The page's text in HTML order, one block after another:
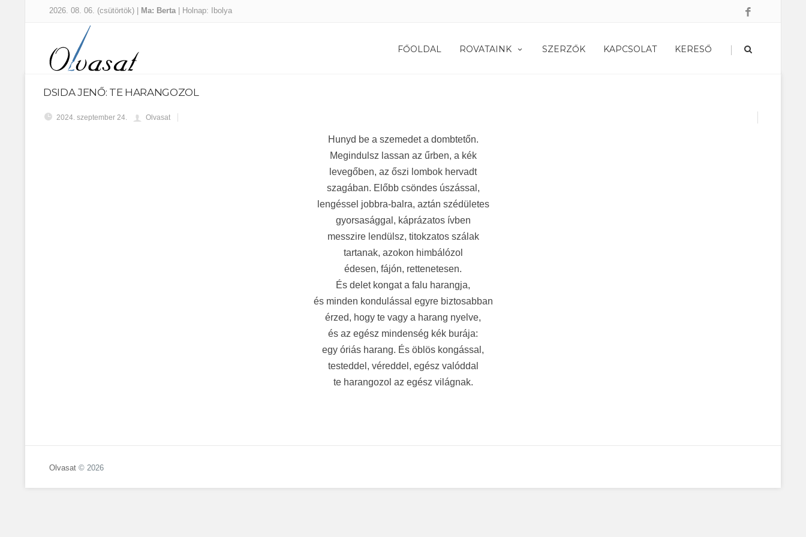
2026. 08. 06. (csütörtök) | Ma: Berta | Holnap: Ibolya
FŐOLDAL ROVATAINK SZERZŐK KAPCSOLAT KERESŐ |
DSIDA JENŐ: TE HARANGOZOL
2024. szeptember 24. Olvasat
Hunyd be a szemedet a dombtetőn.
Megindulsz lassan az űrben, a kék
levegőben, az őszi lombok hervadt
szagában. Előbb csöndes úszással,
lengéssel jobbra-balra, aztán szédületes
gyorsasággal, káprázatos ívben
messzire lendülsz, titokzatos szálak
tartanak, azokon himbálózol
édesen, fájón, rettenetesen.
És delet kongat a falu harangja,
és minden kondulással egyre biztosabban
érzed, hogy te vagy a harang nyelve,
és az egész mindenség kék burája:
egy óriás harang. És öblös kongással,
testeddel, véreddel, egész valóddal
te harangozol az egész világnak.
Olvasat © 2026